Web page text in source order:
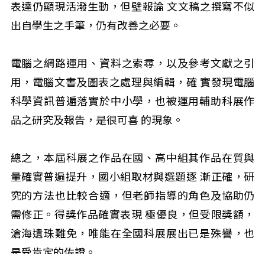
表達仍顯現活潑生動，但壁報論 文文稿之撰寫不似
出自學生之手筆，仍有改善之必要。
電腦之網路運用、資料之索尋，以及參考文獻之引
用，電腦文書及圖表之處理與編輯，確 實發現電腦
科學資訊普遍落實於中小學，也被運用輔助科展作
品之研究及報告，是很可喜 的現象。
總之，本屆科展之作品在國、高中組其作品在質與
量確實普遍提升，國小組取材與選題逐 漸正確，研
究的方法也比較合適，但老師指導的角色及協助仍
需修正。得獎作品確實表現 極優良，但受限獎額，
滄海遺珠難免，唯能在全國科展展出已是殊譽，也